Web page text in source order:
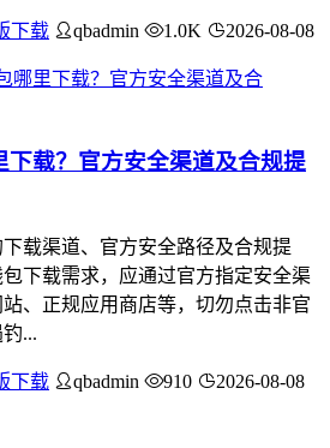
下载 qbadmin 1.0K 2026-08-08
下载？官方安全渠道及合规提
载渠道、官方安全路径及合规提
下载需求，应通过官方指定安全渠
、正规应用商店等，切勿点击非官
...
下载 qbadmin 910 2026-08-08